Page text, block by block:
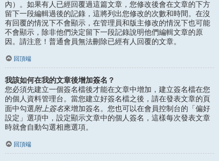
內）。如果有人已經回覆過這篇文章，您修改後會在文章的下方
留下一段編輯過後的記錄，這將列出您修改的次數和時間。在沒
有回覆的情況下不會顯示，在管理員和版主修改的情況下也可能
不會顯示，除非他們決定留下一段記錄說明他們編輯文章的原
因。請注意！普通會員無法刪除已經有人回覆的文章。
回頂端
我該如何在我的文章後增加簽名？
您必須先建立一個簽名檔後才能在文章中增加，建立簽名檔在您
的個人資料管理台。當您建立好簽名檔之後，請在發表文章的頁
面中勾選附上簽名來增加簽名。您也可以在會員控制台的「偏好
設定」選項中，設定顯示文章中的個人簽名，這樣每次發表文章
時就會自動勾選相應選項。
回頂端